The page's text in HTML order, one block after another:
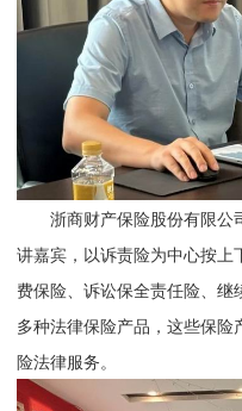
浙商财产保险股份有限公
讲嘉宾，以诉责险为中心按
费保险、诉讼保全责任险、
多种法律保险产品，这些保
险法律服务。